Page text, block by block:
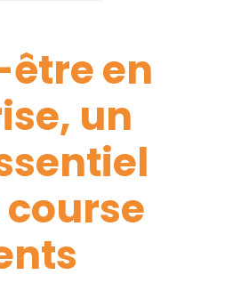
être en
un